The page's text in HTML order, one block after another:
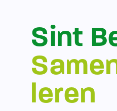
Sint
leren